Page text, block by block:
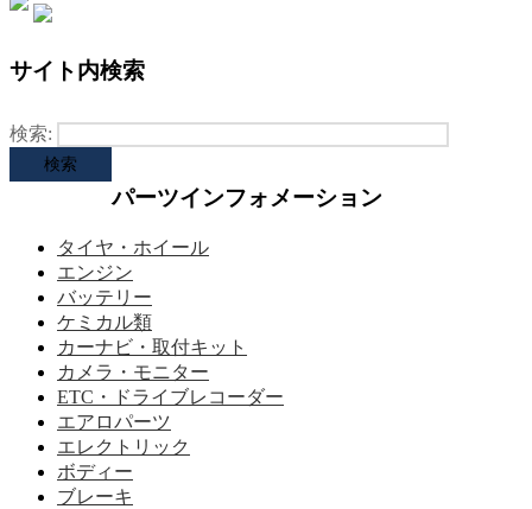
サイト内検索
検索:
パーツインフォメーション
タイヤ・ホイール
エンジン
バッテリー
ケミカル類
カーナビ・取付キット
カメラ・モニター
ETC・ドライブレコーダー
エアロパーツ
エレクトリック
ボディー
ブレーキ